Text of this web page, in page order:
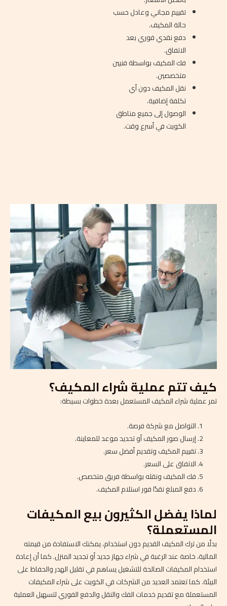
تقييم مجاني وعادل حسب
حالة المكيف.
دفع نقدي فوري بعد
الاتفاق.
فك المكيف بواسطة فنيين
متخصصين.
نقل المكيف دون أي
تكلفة إضافية.
الوصول إلى جميع مناطق
الكويت في أسرع وقت.
كيف تتم عملية شراء المكيف؟
تمر عملية شراء المكيف المستعمل بعدة خطوات بسيطة:
التواصل مع شركة فرصة.
إرسال صور المكيف أو تحديد موعد للمعاينة.
تقييم المكيف وتقديم أفضل سعر.
الاتفاق على السعر.
فك المكيف ونقله بواسطة فريق متخصص.
دفع المبلغ نقدًا فور استلام المكيف.
لماذا يفضل الكثيرون بيع المكيفات
المستعملة؟
بدلًا من ترك المكيف القديم دون استخدام، يمكنك الاستفادة من قيمته
المالية، خاصة عند الرغبة في شراء جهاز جديد أو تجديد المنزل. كما أن إعادة
استخدام المكيفات الصالحة للتشغيل يساهم في تقليل الهدر والحفاظ على
البيئة. كما تعتمد العديد من الشركات في الكويت على شراء المكيفات
المستعملة مع تقديم خدمات الفك والنقل والدفع الفوري لتسهيل العملية